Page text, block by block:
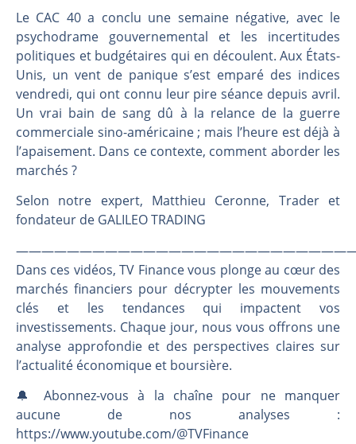
Pourquoi le monde entier vacille en même temps cette semaine ? | par Louis-Antoine Michelet
STMICROELECTRONICS : Correction probable | Denis Desclos – Market Movers
Le CAC 40 a conclu une semaine négative, avec le
psychodrame gouvernemental et les incertitudes
politiques et budgétaires qui en découlent. Aux États-
Unis, un vent de panique s’est emparé des indices
vendredi, qui ont connu leur pire séance depuis avril.
Un vrai bain de sang dû à la relance de la guerre
commerciale sino-américaine ; mais l’heure est déjà à
l’apaisement. Dans ce contexte, comment aborder les
marchés ?
Selon notre expert, Matthieu Ceronne, Trader et
fondateur de GALILEO TRADING
Dans ces vidéos, TV Finance vous plonge au cœur des
marchés financiers pour décrypter les mouvements
clés et les tendances qui impactent vos
investissements. Chaque jour, nous vous offrons une
analyse approfondie et des perspectives claires sur
l’actualité économique et boursière.
🔔 Abonnez-vous à la chaîne pour ne manquer
aucune de nos analyses :
https://www.youtube.com/@TVFinance